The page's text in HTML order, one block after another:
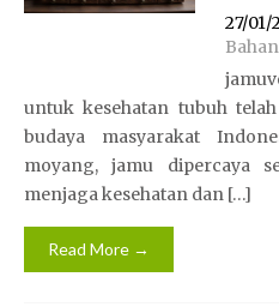
27/01/
untuk kesehatan tubuh
budaya masyarakat
moyang, jamu dipercaya
menjaga kesehatan dan […]
Read More →